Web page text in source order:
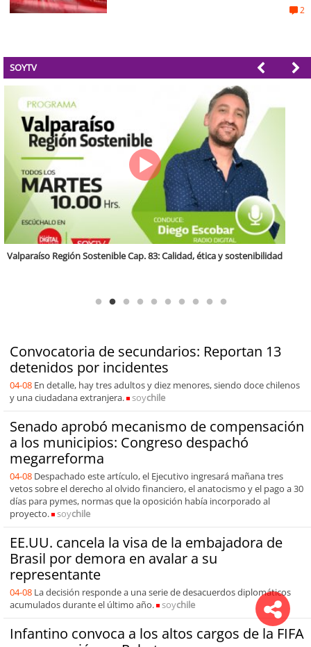
2
SOYTV
Convocatoria de secundarios: Reportan 13
detenidos por incidentes
04-08 En detalle, hay tres adultos y diez menores, siendo doce chilenos
y una ciudadana extranjera.
soychile
Senado aprobó mecanismo de compensación
a los municipios: Congreso despachó
megarreforma
04-08 Despachado este artículo, el Ejecutivo ingresará mañana tres
vetos sobre el derecho al olvido financiero, el anatocismo y el pago a 30
días para pymes, normas que la oposición había incorporado al
proyecto.
soychile
EE.UU. cancela la visa de la embajadora de
Brasil por demora en avalar a su
representante
04-08 La decisión responde a una serie de desacuerdos diplomáticos
acumulados durante el último año.
soychile
Infantino convoca a los altos cargos de la FIFA